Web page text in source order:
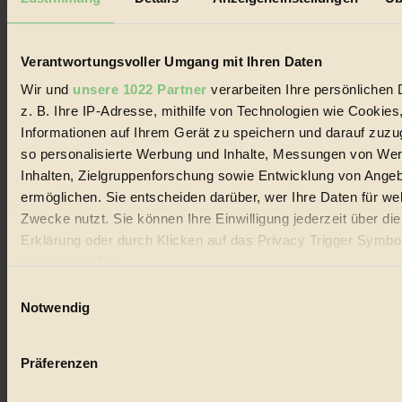
Verantwortungsvoller Umgang mit Ihren Daten
Wir und unsere 1022 Partner verarbeiten Ihre persönlichen
z. B. Ihre IP-Adresse, mithilfe von Technologien wie
Informationen auf Ihrem Gerät zu speichern und darauf
so personalisierte Werbung und Inhalte, Messungen von
Inhalten, Zielgruppenforschung sowie Entwicklung von
ermöglichen. Sie entscheiden darüber, wer Ihre Daten für
Zwecke nutzt. Sie können Ihre Einwilligung jederzeit über
Erklärung oder durch Klicken auf das Privacy Trigger
Wenn Sie es erlauben, würden wir auch gerne:
Ihr Gerät durch aktives Scannen nach bestimmten
Notwendig
Präferenzen
Biorama steht für einen nachhaltigen Lebensstil und bewussten
Lebenswandel. Es ist eine moderne Plattform für Ideen, Menschen
Handels mit Bioprodukten, des Fair-Trade sowie der Branche
alternativer Energien.
Social Media
22.601 Fans auf Facebook
3.415 Follower auf Twitter
Folge uns auf Instagram
Themen
Bio
Vegan